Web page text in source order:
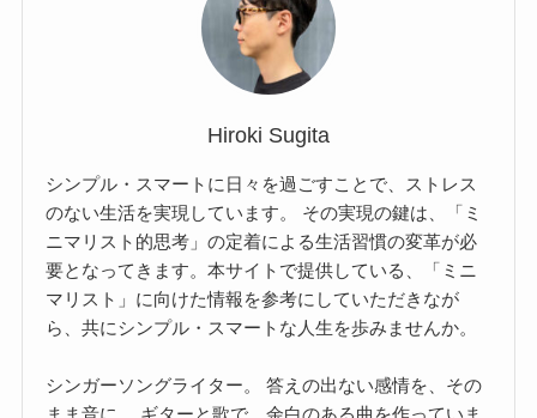
Hiroki Sugita
シンプル・スマートに日々を過ごすことで、ストレス
のない生活を実現しています。 その実現の鍵は、「ミ
ニマリスト的思考」の定着による生活習慣の変革が必
要となってきます。本サイトで提供している、「ミニ
マリスト」に向けた情報を参考にしていただきなが
ら、共にシンプル・スマートな人生を歩みませんか。
シンガーソングライター。 答えの出ない感情を、その